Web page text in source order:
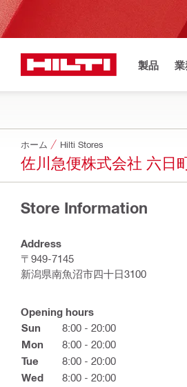
製品 業
ホーム Hilti Stores
佐川急便株式会社 六日
Store Information
Address
〒949-7145
新潟県南魚沼市四十日3100
Opening hours
Sun
8:00 - 20:00
Mon
8:00 - 20:00
Tue
8:00 - 20:00
Wed
8:00 - 20:00